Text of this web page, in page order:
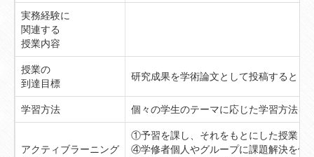
実務経験に
関連する
授業内容
授業の
到達目標
研究成果を学術論文として投稿するとと
学習方法 個々の学生のテーマに応じた学習方法を
アクティブラーニング
①予習を課し、それをもとにした授業
④学修者個人やグループに課題解決を促